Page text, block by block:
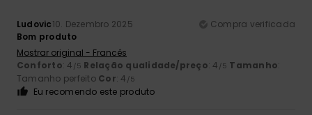
Ludovic10. Dezembro 2025
Compra verificada
Bom produto
Mostrar original - Francês
Conforto: 4 /5 Relação qualidade/preço: 4 /5 Tamanho:
Tamanho perfeito Cor: 4 /5
Eu recomendo este produto